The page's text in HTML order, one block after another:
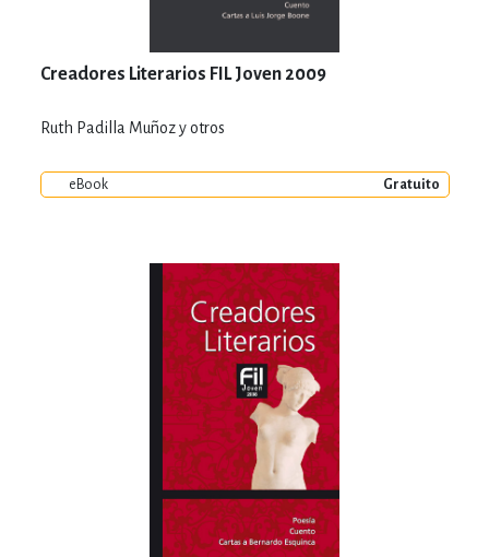
Creadores Literarios FIL Joven 2009
Ruth Padilla Muñoz y otros
eBook Gratuito